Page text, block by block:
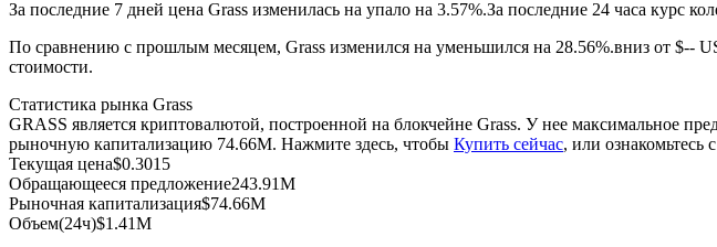
USDC фьючерсы
За последние 7 дней цена Grass изменилась на упало на 3.57%.За последние 24 часа курс
По сравнению с прошлым месяцем, Grass изменился на уменьшился на 28.56%.вниз от $--
стоимости.
Статистика рынка Grass
GRASS является криптовалютой, построенной на блокчейне Grass. У нее максимальное
рыночную капитализацию 74.66M. Нажмите здесь, чтобы Купить сейчас, или
Текущая цена$0.3015
Обращающееся предложение243.91M
Рыночная капитализация$74.66M
Объем(24ч)$1.41M